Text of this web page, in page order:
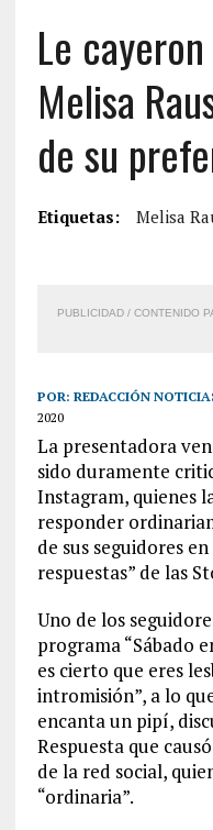
Le
Melisa
de su
Etiquetas: Melisa
PUBLICIDAD / CONTENIDO
POR: REDACCIÓN
2020
La presentadora
sido duramente
Instagram, quienes
responder
de sus seguidores
respuestas” de las
Uno de los
programa “Sábado
es cierto que eres
intromisión”, a lo
encanta un pipí,
Respuesta que
de la red social,
“ordinaria”.